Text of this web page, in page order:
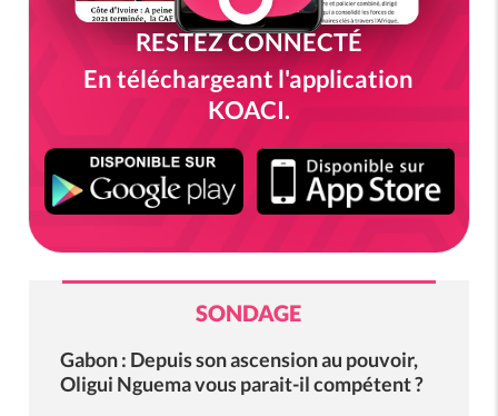
RESTEZ CONNECTÉ
En téléchargeant l'application
KOACI.
SONDAGE
Gabon : Depuis son ascension au pouvoir,
Oligui Nguema vous parait-il compétent ?